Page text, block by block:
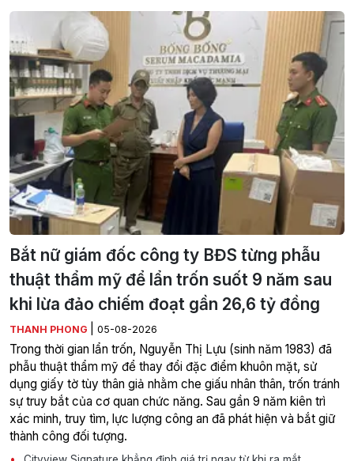
Bắt nữ giám đốc công ty BĐS từng phẫu
thuật thẩm mỹ để lẩn trốn suốt 9 năm sau
khi lừa đảo chiếm đoạt gần 26,6 tỷ đồng
THANH PHONG 05-08-2026
Trong thời gian lẩn trốn, Nguyễn Thị Lựu (sinh năm 1983) đã
phẫu thuật thẩm mỹ để thay đổi đặc điểm khuôn mặt, sử
dụng giấy tờ tùy thân giả nhằm che giấu nhân thân, trốn tránh
sự truy bắt của cơ quan chức năng. Sau gần 9 năm kiên trì
xác minh, truy tìm, lực lượng công an đã phát hiện và bắt giữ
thành công đối tượng.